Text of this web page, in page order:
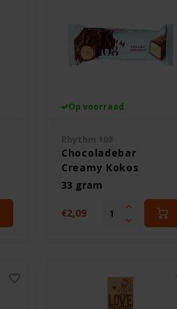
Op voorraad
Chocoladebar
Creamy Kokos
Biologisch -
33 gram
€2,09